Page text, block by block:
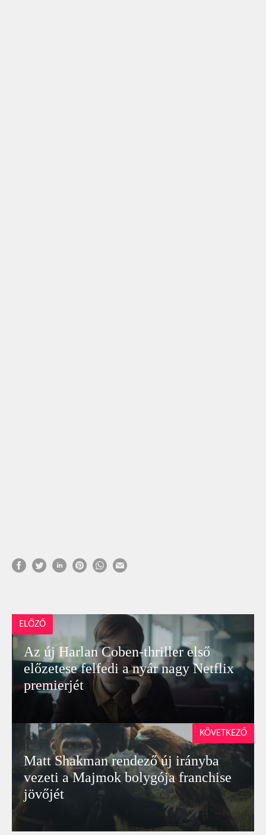
ELŐZŐ
Az új Harlan Coben-thriller első
előzetese felfedi a nyár nagy Netflix
premierjét
Matt Shakman rendező új irányba
vezeti a Majmok bolygója franchise
jövőjét
KÖVETKEZŐ